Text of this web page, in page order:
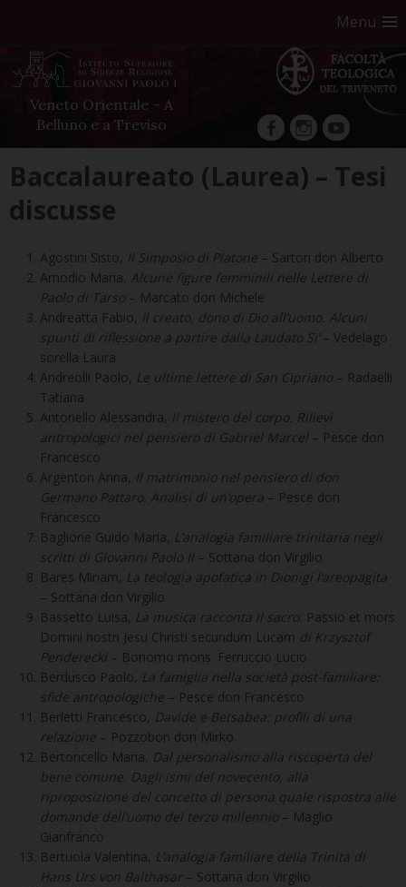
Menu
Veneto Orientale – A
Belluno e a Treviso
facebookInstagram
YouTube
content
Baccalaureato (Laurea) – Tesi
discusse
Agostini Sisto, Il Simposio di Platone – Sartori don Alberto
Amodio Maria, Alcune figure femminili nelle Lettere di
Paolo di Tarso – Marcato don Michele
Andreatta Fabio, Il creato, dono di Dio all’uomo. Alcuni
spunti di riflessione a partire dalla Laudato Si’– Vedelago
sorella Laura
Andreolli Paolo, Le ultime lettere di San Cipriano – Radaelli
Tatiana
Antonello Alessandra, Il mistero del corpo. Rilievi
antropologici nel pensiero di Gabriel Marcel – Pesce don
Francesco
Argenton Anna, Il matrimonio nel pensiero di don
Germano Pattaro. Analisi di un’opera – Pesce don
Francesco
Baglione Guido Maria, L’analogia familiare trinitaria negli
scritti di Giovanni Paolo II– Sottana don Virgilio
Bares Miriam, La teologia apofatica in Dionigi l’areopagita
– Sottana don Virgilio
Bassetto Luisa, La musica racconta il sacro. Passio et mors
Domini nostri Jesu Christi secundum Lucam di Krzysztof
Penderecki – Bonomo mons. Ferruccio Lucio
Berdusco Paolo, La famiglia nella società post-familiare:
sfide antropologiche – Pesce don Francesco
Berletti Francesco, Davide e Betsabea: profili di una
relazione – Pozzobon don Mirko
Bertoncello Maria, Dal personalismo alla riscoperta del
bene comune. Dagli ismi del novecento, alla
riproposizione del concetto di persona quale rispostra alle
domande dell’uomo del terzo millennio – Maglio
Gianfranco
Bertuola Valentina, L’analogia familiare della Trinità di
Hans Urs von Balthasar – Sottana don Virgilio